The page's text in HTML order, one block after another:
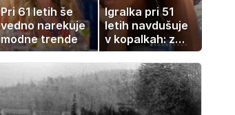
Pri 61 letih še
vedno narekuje
modne trende
Igralka pri 51
letih navdušuje
v kopalkah: z
možem uživa v
romantičnem
poletju